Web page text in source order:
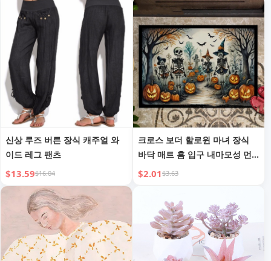
스트링 라이트
신상 루즈 버튼 장식 캐주얼 와
이드 레그 팬츠
$13.59$16.04
크로스 보더 할로윈 마녀 장식
바닥 매트 홈 입구 내마모성 먼
지 방지 현관 매트 침실 편안한
$2.01$3.63